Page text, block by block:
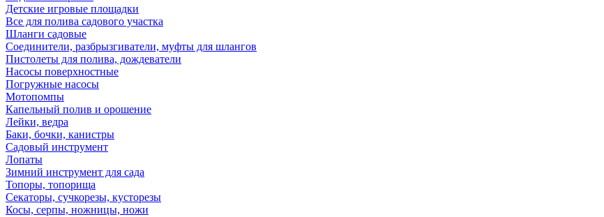
Детские игровые площадки
Все для полива садового участка
Шланги садовые
Соединители, разбрызгиватели, муфты для шлангов
Пистолеты для полива, дождеватели
Насосы поверхностные
Погружные насосы
Мотопомпы
Капельный полив и орошение
Лейки, ведра
Баки, бочки, канистры
Садовый инструмент
Лопаты
Зимний инструмент для сада
Топоры, топорища
Секаторы, сучкорезы, кусторезы
Косы, серпы, ножницы, ножи